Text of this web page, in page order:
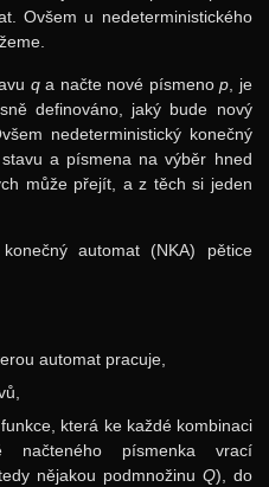
Ovšem u nedeterministického
qa načte nové písmenop , je
definováno, jaký bude nový
nedeterministický konečný
a písmena na výběr hned
může přejít, a z těch si jeden
automat (NKA) pětice
automat pracuje,
která ke každé kombinaci
písmenka vrací
nějakou podmnožinu Q), do